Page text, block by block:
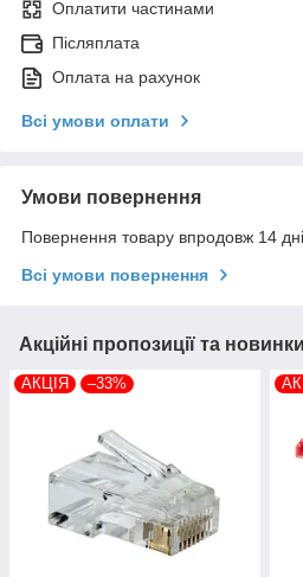
Оплатити частинами
Післяплата
Оплата на рахунок
Всі умови оплати
Умови повернення
Повернення товару впродовж 14
Всі умови повернення
Акційні пропозиції та новинки
АКЦІЯ –33%